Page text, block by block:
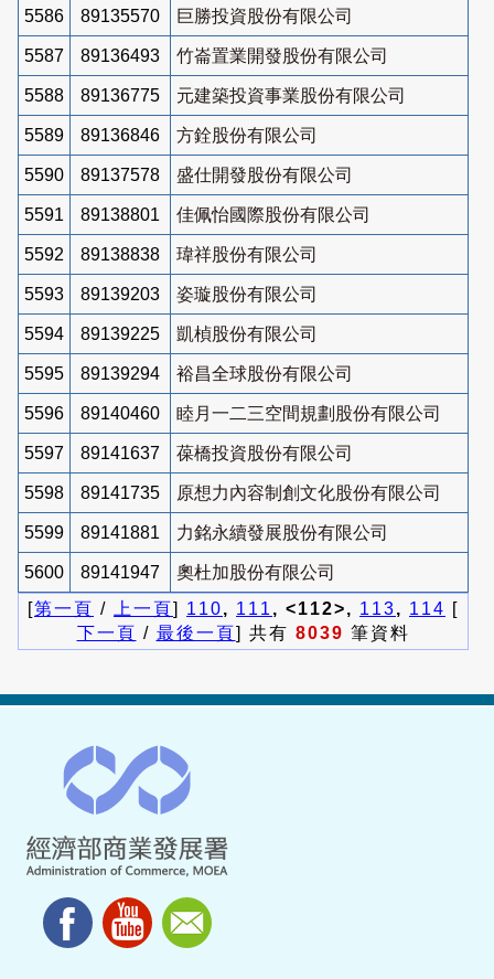
5586 89135570 巨勝投資股份有限公司
5587 89136493 竹崙置業開發股份有限公司
5588 89136775 元建築投資事業股份有限公司
5589 89136846 方銓股份有限公司
5590 89137578 盛仕開發股份有限公司
5591 89138801 佳佩怡國際股份有限公司
5592 89138838 瑋祥股份有限公司
5593 89139203 姿璇股份有限公司
5594 89139225 凱楨股份有限公司
5595 89139294 裕昌全球股份有限公司
5596 89140460 睦月一二三空間規劃股份有限公司
5597 89141637 葆橋投資股份有限公司
5598 89141735 原想力內容制創文化股份有限公司
5599 89141881 力銘永續發展股份有限公司
5600 89141947
奧杜加股份有限公司
[第一頁 / 上一頁] 110, 111 , <112>, 113, 114 [
下一頁 / 最後一頁] 共有 8039 筆資料